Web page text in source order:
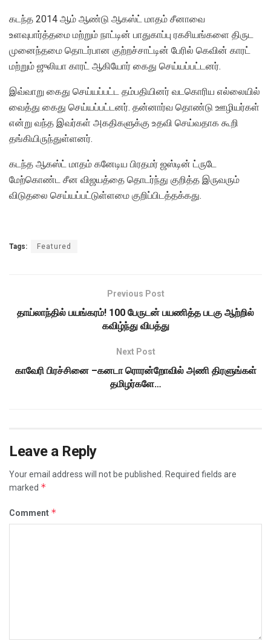
கடந்த 2014 ஆம் ஆண்டு ஆகஸ்ட் மாதம் சீனாவை
உளவுபார்த்தமை மற்றும் நாட்டின் பாதுகாப்பு ரகசியங்களை திருட
முனைந்தமை தொடர்பான குற்றச்சாட்டின் பேரில் கெவின் காரட்
மற்றும் ஜுலியா காரட் ஆகியோர் கைது செய்யப்பட்டனர்.
இவ்வாறு கைது செய்யப்பட்ட தம்பதியினர் வடகொரிய எல்லையில்
வைத்து கைது செய்யப்பட்டனர். தன்னார்வ தொண்டு ஊழியர்கள்
என்று வந்த இவர்கள் அகதிகளுக்கு உதவி செய்வதாக கூறி
தங்கியிருந்துள்ளனர்.
கடந்த ஆகஸ்ட் மாதம் கனேடிய பிரதமர் ஜஸ்டின் ட்ருடே
மேற்கொண்ட சீன விஜயத்தை தொடர்ந்து குறித்த இருவரும்
விடுதலை செய்யப்பட்டுள்ளமை குறிப்பிடத்தக்கது.
Tags: Featured
Previous Post
தாய்லாந்தில் பயங்கரம்! 100 பேருடன் பயணித்த படகு ஆற்றில்
கவிழ்ந்து விபத்து
Next Post
காவேரி பிரச்சினை –கனடா ரொரன்றோவில் அணி திரளுங்கள்
தமிழர்களே…
Leave a Reply
Your email address will not be published.
Required fields are
marked *
Comment *